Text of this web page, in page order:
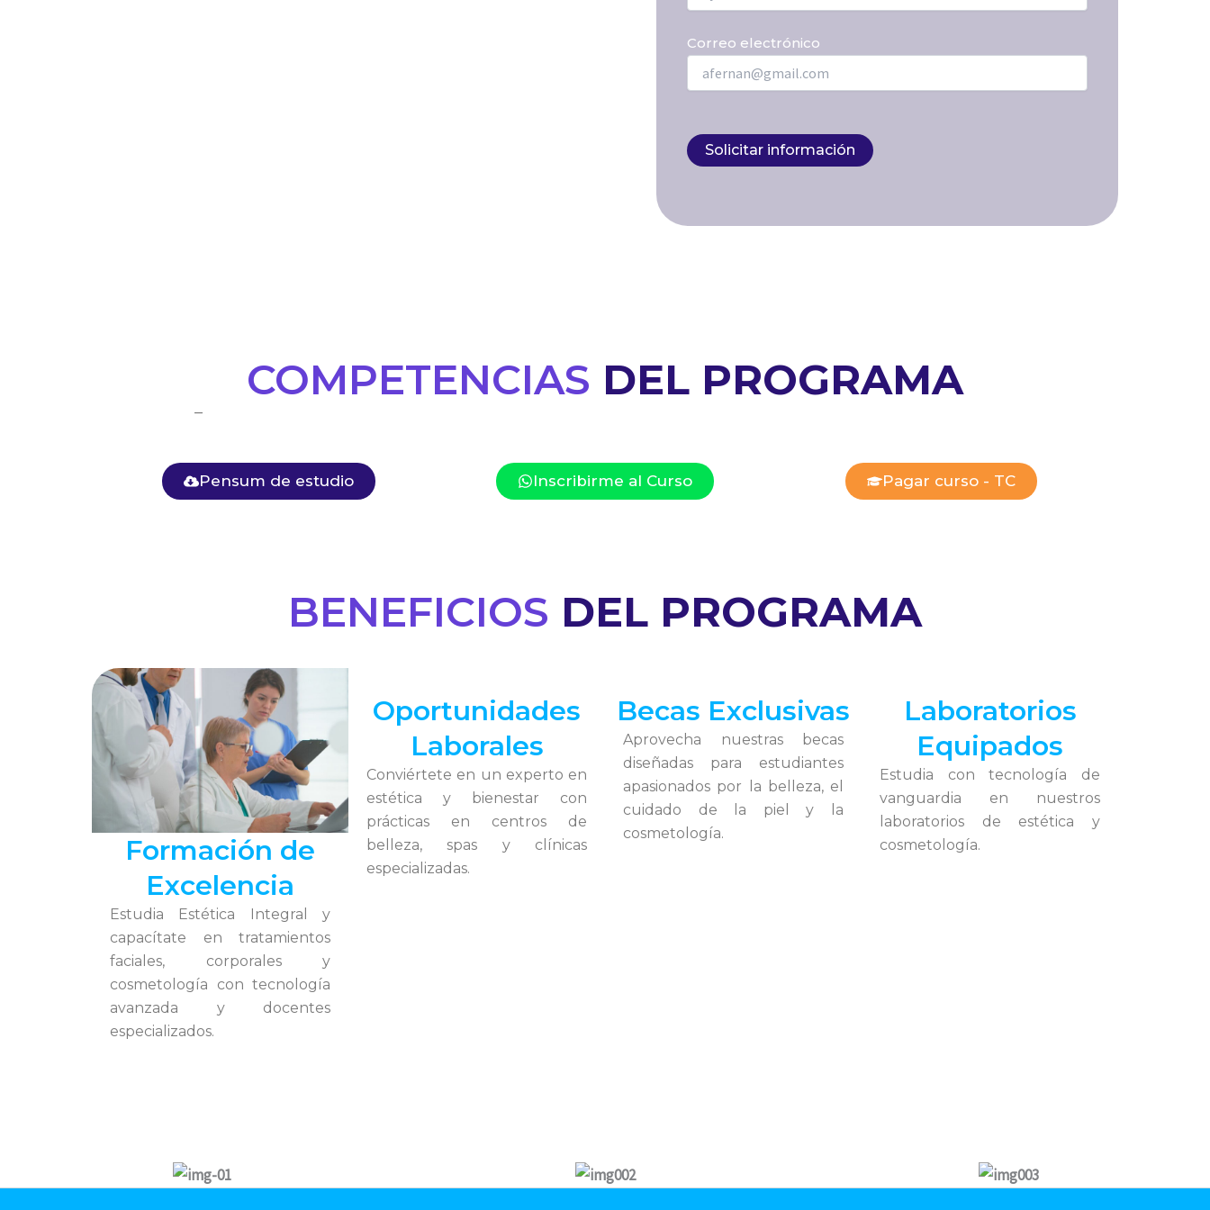
Correo electrónico
COMPETENCIAS DEL PROGRAMA
–
Pensum de estudio Inscribirme al Curso Pagar curso - TC
BENEFICIOS DEL PROGRAMA
Formación de
Excelencia
Estudia Estética Integral y
capacítate en tratamientos
faciales, corporales y
cosmetología con tecnología
avanzada y docentes
especializados.
Oportunidades
Laborales
Conviértete en un experto en
estética y bienestar con
prácticas en centros de
belleza, spas y clínicas
especializadas.
Becas Exclusivas
Aprovecha nuestras becas
diseñadas para estudiantes
apasionados por la belleza, el
cuidado de la piel y la
cosmetología.
Laboratorios
Equipados
Estudia con tecnología de
vanguardia en nuestros
laboratorios de estética y
cosmetología.